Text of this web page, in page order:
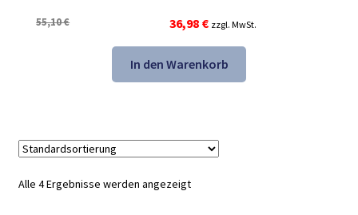
55,10€
Ursprünglicher
Preis
war:
55,10 €
36,98 €Aktueller
Preis
ist:
36,98 €.
zzgl. MwSt.
In den Warenkorb
Alle 4 Ergebnisse werden angezeigt